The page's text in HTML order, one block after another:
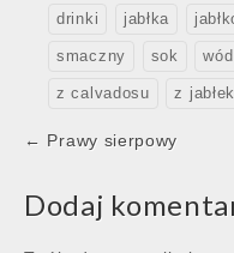
drinki jabłka
smaczny sok
z calvadosu z jabłek
Post
← Prawy sierpowy
Dodaj